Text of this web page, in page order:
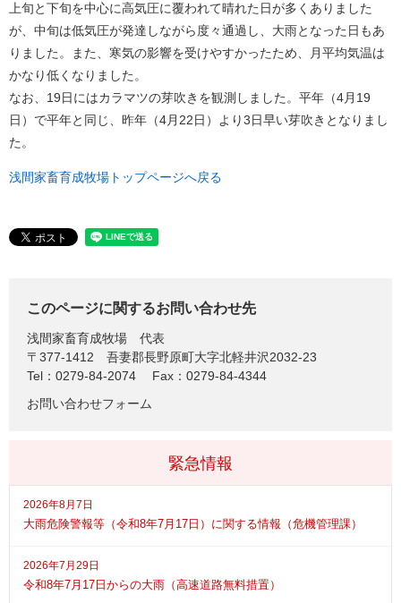
上旬と下旬を中心に高気圧に覆われて晴れた日が多くありました
が、中旬は低気圧が発達しながら度々通過し、大雨となった日もあ
りました。また、寒気の影響を受けやすかったため、月平均気温は
かなり低くなりました。
なお、19日にはカラマツの芽吹きを観測しました。平年（4月19
日）で平年と同じ、昨年（4月22日）より3日早い芽吹きとなりまし
た。
浅間家畜育成牧場トップページへ戻る
このページに関するお問い合わせ先
浅間家畜育成牧場
代表
〒377-1412
吾妻郡長野原町大字北軽井沢2032-23
Tel：0279-84-2074
Fax：0279-84-4344
お問い合わせフォーム
緊急情報
2026年8月7日
大雨危険警報等（令和8年7月17日）に関する情報（危機管理課）
2026年7月29日
令和8年7月17日からの大雨（高速道路無料措置）